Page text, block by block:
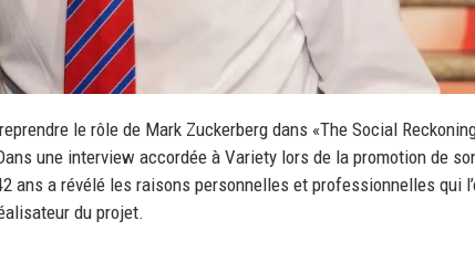
le rôle de Mark Zuckerberg dans «The Social
une interview accordée à Variety lors de la promotion de
ans a révélé les raisons personnelles et professionnelles qui
du projet.